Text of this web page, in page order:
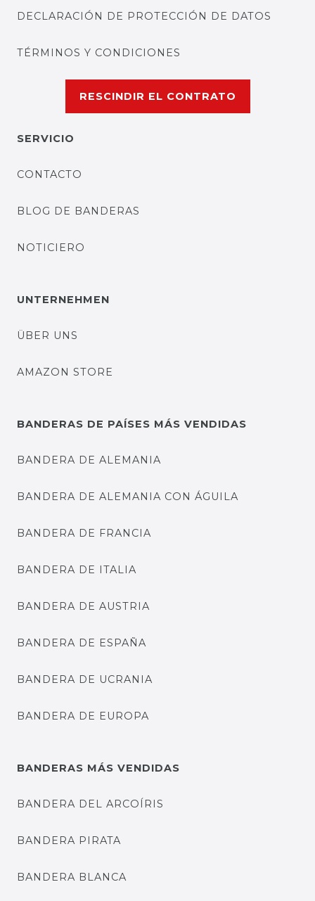
DECLARACIÓN DE PROTECCIÓN DE DATOS
TÉRMINOS Y CONDICIONES
RESCINDIR EL CONTRATO
SERVICIO
CONTACTO
BLOG DE BANDERAS
NOTICIERO
UNTERNEHMEN
ÜBER UNS
AMAZON STORE
BANDERAS DE PAÍSES MÁS VENDIDAS
BANDERA DE ALEMANIA
BANDERA DE ALEMANIA CON ÁGUILA
BANDERA DE FRANCIA
BANDERA DE ITALIA
BANDERA DE AUSTRIA
BANDERA DE ESPAÑA
BANDERA DE UCRANIA
BANDERA DE EUROPA
BANDERAS MÁS VENDIDAS
BANDERA DEL ARCOÍRIS
BANDERA PIRATA
BANDERA BLANCA